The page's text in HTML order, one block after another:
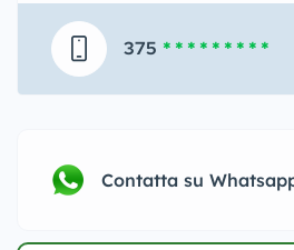
375 * * * * * * * * *
Contatta su